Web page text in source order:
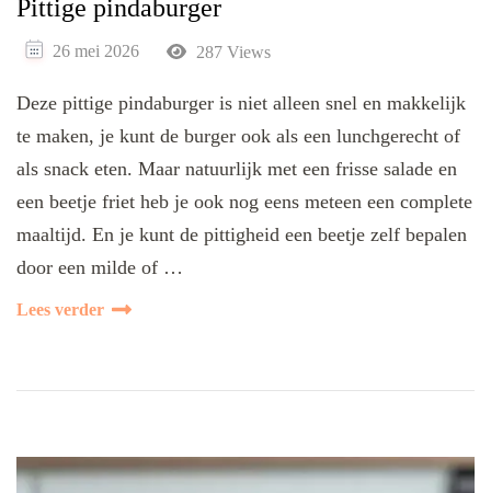
Pittige pindaburger
26 mei 2026 287 Views
Deze pittige pindaburger is niet alleen snel en makkelijk
te maken, je kunt de burger ook als een lunchgerecht of
als snack eten. Maar natuurlijk met een frisse salade en
een beetje friet heb je ook nog eens meteen een complete
maaltijd. En je kunt de pittigheid een beetje zelf bepalen
door een milde of …
Lees verder